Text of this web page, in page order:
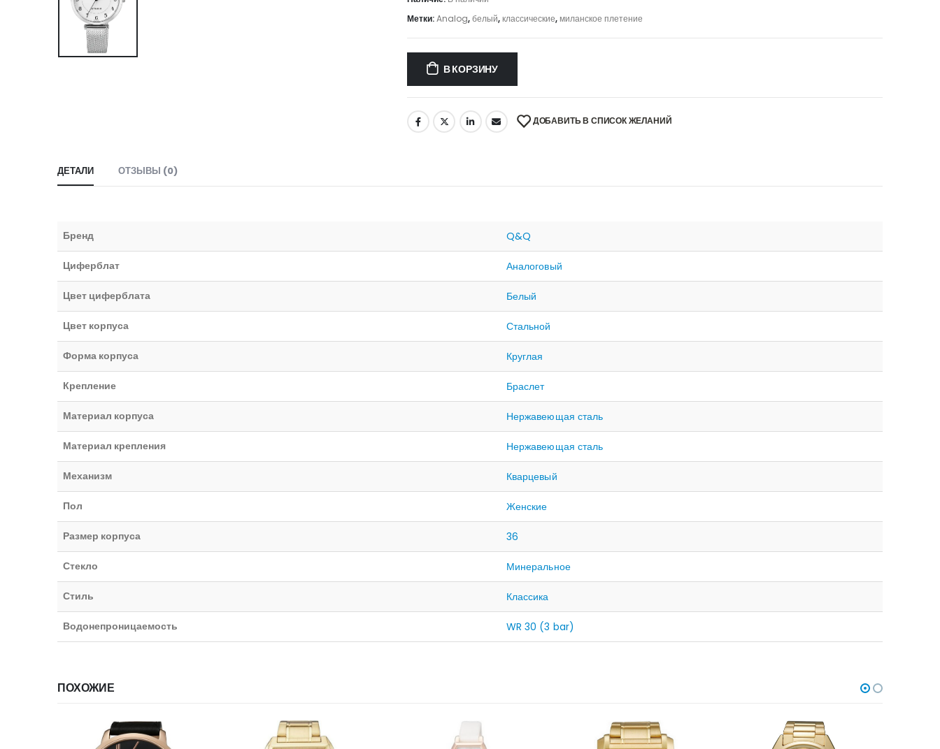
Метки:Analog,белый,классические,миланское плетение
В КОРЗИНУ
ДОБАВИТЬ В СПИСОК ЖЕЛАНИЙ
ДЕТАЛИ ОТЗЫВЫ (0)
Бренд Q&Q
Циферблат Аналоговый
Цвет циферблата Белый
Цвет корпуса Стальной
Форма корпуса Круглая
Крепление Браслет
Материал корпуса Нержавеющая сталь
Материал крепления Нержавеющая сталь
Механизм Кварцевый
Пол Женские
Размер корпуса 36
Стекло Минеральное
Стиль Классика
Водонепроницаемость WR 30 (3 bar)
ПОХОЖИЕ
НЕТ В НАЛИЧИИ